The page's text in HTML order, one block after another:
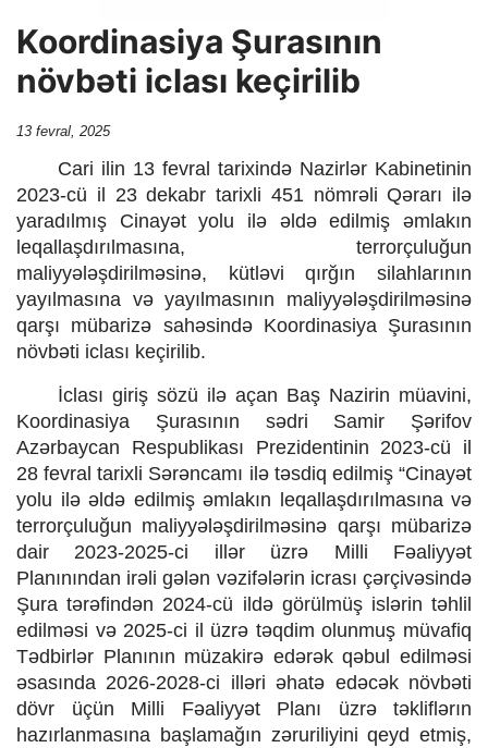
Koordinasiya Şurasının
növbəti iclası keçirilib
Release Date:
13 fevral, 2025
Cari ilin 13 fevral tarixində Nazirlər Kabinetinin
2023-cü il 23 dekabr tarixli 451 nömrəli Qərarı ilə
yaradılmış Cinayət yolu ilə əldə edilmiş əmlakın
leqallaşdırılmasına, terrorçuluğun
maliyyələşdirilməsinə, kütləvi qırğın silahlarının
yayılmasına və yayılmasının maliyyələşdirilməsinə
qarşı mübarizə sahəsində Koordinasiya Şurasının
növbəti iclası keçirilib.
İclası giriş sözü ilə açan Baş Nazirin müavini,
Koordinasiya Şurasının sədri Samir Şərifov
Azərbaycan Respublikası Prezidentinin 2023-cü il
28 fevral tarixli Sərəncamı ilə təsdiq edilmiş “Cinayət
yolu ilə əldə edilmiş əmlakın leqallaşdırılmasına və
terrorçuluğun maliyyələşdirilməsinə qarşı mübarizə
dair 2023-2025-ci illər üzrə Milli Fəaliyyət
Planınından irəli gələn vəzifələrin icrası çərçivəsində
Şura tərəfindən 2024-cü ildə görülmüş islərin təhlil
edilməsi və 2025-ci il üzrə təqdim olunmuş müvafiq
Tədbirlər Planının müzakirə edərək qəbul edilməsi
əsasında 2026-2028-ci illəri əhatə edəcək növbəti
dövr üçün Milli Fəaliyyət Planı üzrə təkliflərın
hazırlanmasına başlamağın zəruriliyini qeyd etmiş,